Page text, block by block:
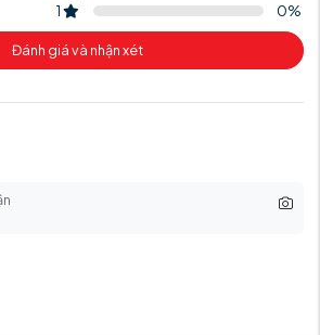
1
0%
Đánh giá và nhận xét